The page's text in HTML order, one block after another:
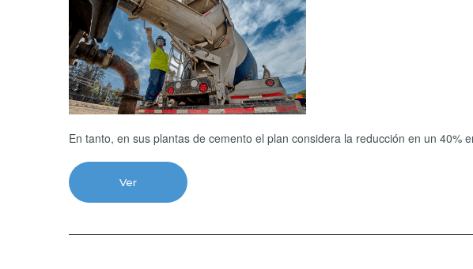
En tanto, en sus plantas de cemento el plan considera la reducción en un 40%
Ver